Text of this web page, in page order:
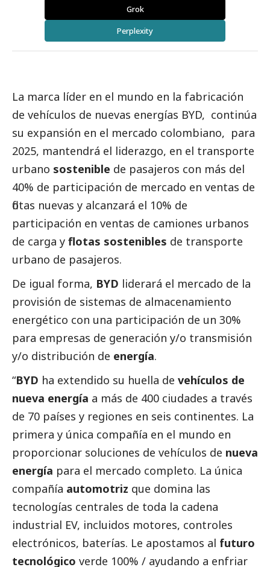
Grok
Perplexity
La marca líder en el mundo en la fabricación
de vehículos de nuevas energías BYD, continúa
su expansión en el mercado colombiano, para
2025, mantendrá el liderazgo, en el transporte
urbano sostenible de pasajeros con más del
40% de participación de mercado en ventas de
flotas nuevas y alcanzará el 10% de
participación en ventas de camiones urbanos
de carga y flotas sostenibles de transporte
urbano de pasajeros.
De igual forma, BYD liderará el mercado de la
provisión de sistemas de almacenamiento
energético con una participación de un 30%
para empresas de generación y/o transmisión
y/o distribución de energía.
“BYD ha extendido su huella de vehículos de
nueva energía a más de 400 ciudades a través
de 70 países y regiones en seis continentes. La
primera y única compañía en el mundo en
proporcionar soluciones de vehículos de nueva
energía para el mercado completo. La única
compañía automotriz que domina las
tecnologías centrales de toda la cadena
industrial EV, incluidos motores, controles
electrónicos, baterías. Le apostamos al futuro
tecnológico verde 100% / ayudando a enfriar